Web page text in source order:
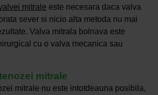
mitrale este necesara daca valva
sever si nicio alta metoda nu mai
Valva mitrala bolnava este
cu o valva mecanica sau
mitrale
mitrale nu este intotdeauna posibila,